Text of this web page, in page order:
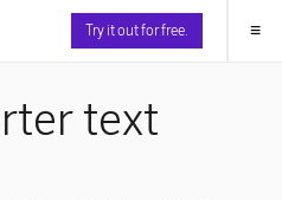
Try it out for free. ≡
text